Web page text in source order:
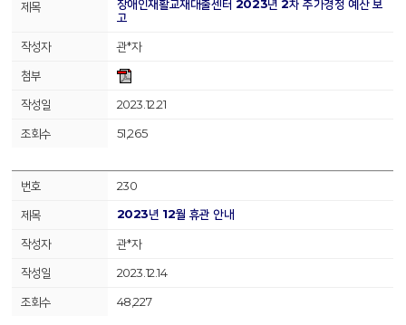
장애인재활교재대출센터 2023년 2차 추가경정 예산 보
고
관*자
2023.12.21
51,265
230
2023년 12월 휴관 안내
관*자
2023.12.14
48,227